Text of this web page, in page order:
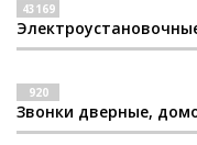
43169
920
Звонки дверные,